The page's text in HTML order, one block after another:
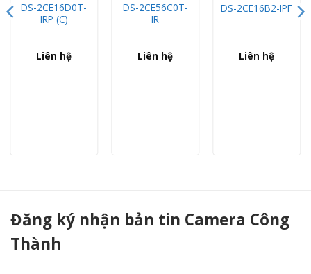
DS-2CE16D0T-
IRP (C)
Liên hệ
DS-2CE56C0T-
IR
Liên hệ
DS-2CE16B2-IPF
Liên hệ
Đăng ký nhận bản tin Camera Công
Thành